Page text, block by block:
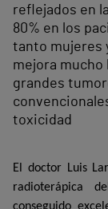
reflejados en
80% en los
tanto mujeres
mejora mucho
grandes
toxicidad
El doctor Luis
radioterápica